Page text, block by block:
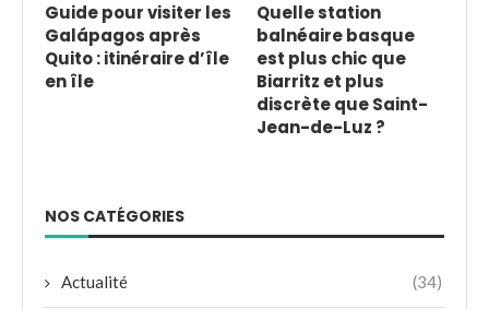
Guide pour visiter les
Galápagos après
Quito : itinéraire d’île
en île
Quelle station
balnéaire basque
est plus chic que
Biarritz et plus
discrète que Saint-
Jean-de-Luz ?
NOS CATÉGORIES
Actualité (34)